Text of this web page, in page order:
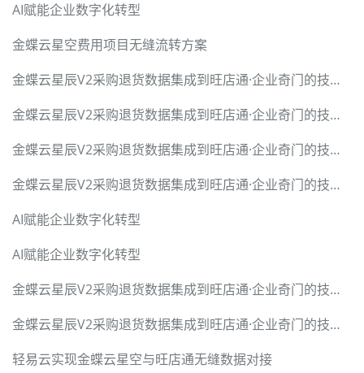
AI赋能企业数字化转型
金蝶云星空费用项目无缝流转方案
金蝶云星辰V2采购退货数据集成到旺店通·企业奇门的技术实现
金蝶云星辰V2采购退货数据集成到旺店通·企业奇门的技术实现
金蝶云星辰V2采购退货数据集成到旺店通·企业奇门的技术实现
金蝶云星辰V2采购退货数据集成到旺店通·企业奇门的技术实现
AI赋能企业数字化转型
AI赋能企业数字化转型
金蝶云星辰V2采购退货数据集成到旺店通·企业奇门的技术实现
金蝶云星辰V2采购退货数据集成到旺店通·企业奇门的技术实现
轻易云实现金蝶云星空与旺店通无缝数据对接